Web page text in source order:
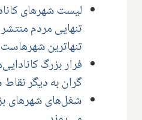
لیست شهرهای
تنهایی مردم
تنهاترین شهرهاست
فرار بزرگ
گران به دیگر
شغل‌های شهرهای